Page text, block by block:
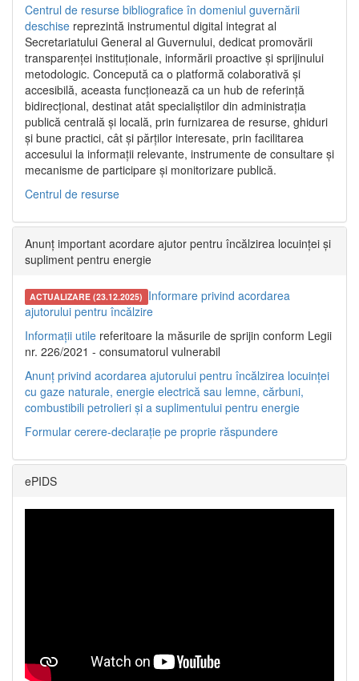
Centrul de resurse bibliografice în domeniul guvernării
deschise reprezintă instrumentul digital integrat al
Secretariatului General al Guvernului, dedicat promovării
transparenței instituționale, informării proactive și sprijinului
metodologic. Concepută ca o platformă colaborativă și
accesibilă, aceasta funcționează ca un hub de referință
bidirecțional, destinat atât specialiștilor din administrația
publică centrală și locală, prin furnizarea de resurse, ghiduri
și bune practici, cât și părților interesate, prin facilitarea
accesului la informații relevante, instrumente de consultare și
mecanisme de participare și monitorizare publică.
Centrul de resurse
Anunț important acordare ajutor pentru încălzirea locuinței și
supliment pentru energie
ACTUALIZARE (23.12.2025) Informare privind acordarea
ajutorului pentru încălzire
Informații utile referitoare la măsurile de sprijin conform Legii
nr. 226/2021 - consumatorul vulnerabil
Anunț privind acordarea ajutorului pentru încălzirea locuinței
cu gaze naturale, energie electrică sau lemne, cărbuni,
combustibili petrolieri și a suplimentului pentru energie
Formular cerere-declarație pe proprie răspundere
ePIDS